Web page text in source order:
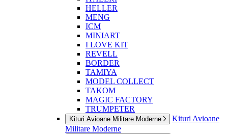
HELLER
MENG
ICM
MINIART
I LOVE KIT
REVELL
BORDER
TAMIYA
MODEL COLLECT
TAKOM
MAGIC FACTORY
TRUMPETER
Kituri Avioane Militare Moderne
Kituri Avioane
Militare Moderne